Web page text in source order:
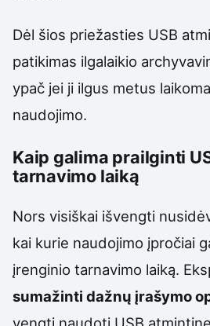
Dėl šios priežasties USB
patikimas ilgalaikio
ypač jei ji ilgus metus
naudojimo.
Kaip galima prailginti
tarnavimo laiką
Nors visiškai išvengti
kai kurie naudojimo įpročiai
įrenginio tarnavimo laiką.
sumažinti dažnų įrašymo
vengti naudoti USB